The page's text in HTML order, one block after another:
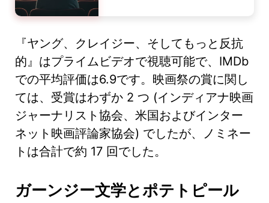
『ヤング、クレイジー、そしてもっと反抗
的』はプライムビデオで視聴可能で、IMDb
での平均評価は6.9です。映画祭の賞に関し
ては、受賞はわずか 2 つ (インディアナ映画
ジャーナリスト協会、米国およびインター
ネット映画評論家協会) でしたが、ノミネー
トは合計で約 17 回でした。
ガーンジー文学とポテトピール